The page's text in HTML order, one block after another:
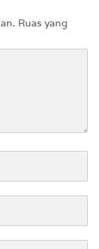
Ruas yang